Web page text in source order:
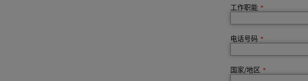
工作职能 *
电话号码 *
国家/地区 *